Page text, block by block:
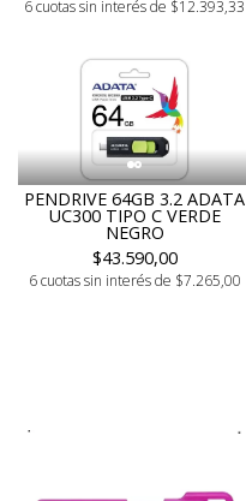
6 cuotas sin interés de $12.393,33
PENDRIVE 64GB 3.2 ADATA
UC300 TIPO C VERDE
NEGRO
$43.590,00
6 cuotas sin interés de $7.265,00